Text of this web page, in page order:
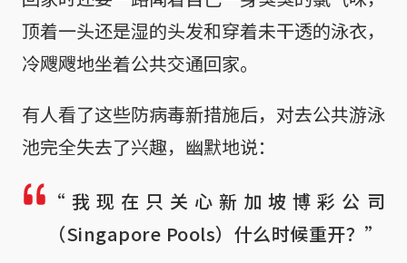
顶着一头还是湿的头发和穿着未干透的泳衣，
冷飕飕地坐着公共交通回家。
有人看了这些防病毒新措施后，对去公共游泳
池完全失去了兴趣，幽默地说：
“我现在只关心新加坡博彩公司
（Singapore Pools）什么时候重开？”